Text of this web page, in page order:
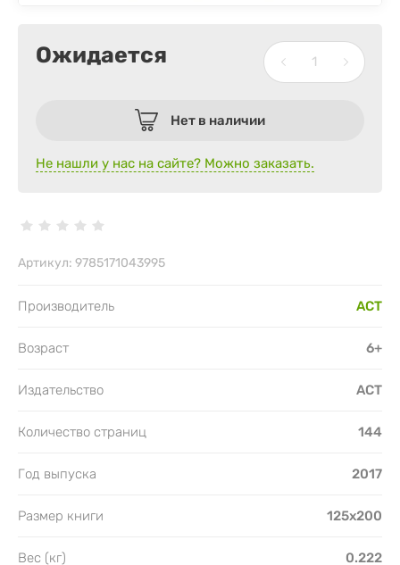
Ожидается
Нет в наличии
Не нашли у нас на сайте? Можно заказать.
Артикул: 9785171043995
Производитель АСТ
Возраст 6+
Издательство АСТ
Количество страниц 144
Год выпуска 2017
Размер книги 125х200
Вес (кг) 0.222